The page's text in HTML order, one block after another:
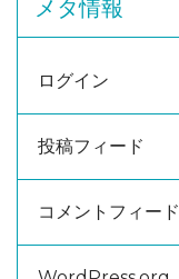
メタ情報
ログイン
投稿フィード
コメントフィード